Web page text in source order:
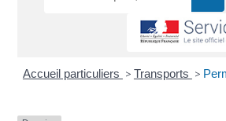
Accueil particuliers > Transports >